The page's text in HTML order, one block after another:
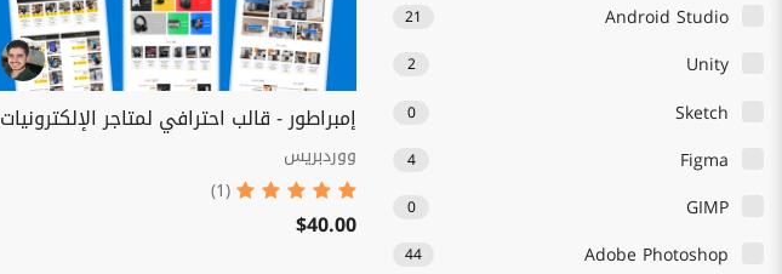
Android Studio
21
Unity
2
Sketch
0
Figma
4
GIMP
0
Adobe Photoshop
44
إمبراطور - قالب احترافي لمتاجر الإلكترونيات
ووردبريس
(1)
$40.00